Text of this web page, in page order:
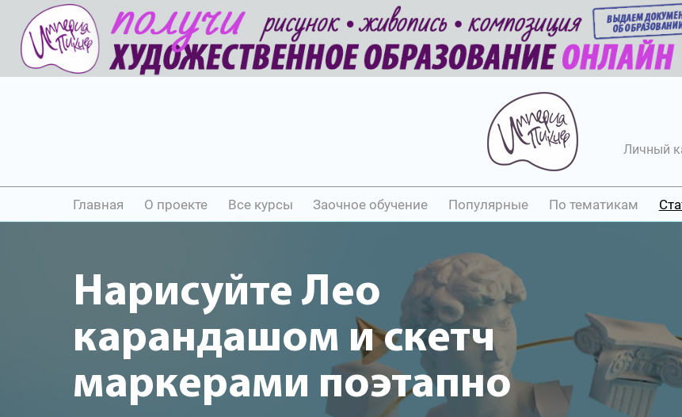
Личный
Главная О проекте Все курсы Заочное обучение Популярные По тематикам
Нарисуйте Лео
карандашом и скетч
маркерами поэтапно